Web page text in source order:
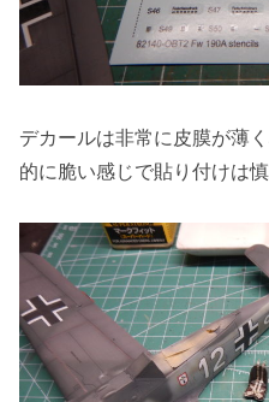
デカールは非常に皮膜が薄
的に脆い感じで貼り付けは